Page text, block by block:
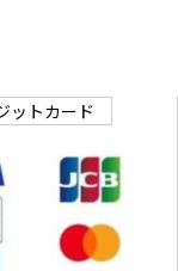
ットカード